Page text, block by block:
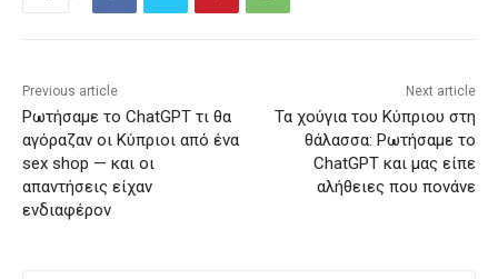
Previous article
Ρωτήσαμε το ChatGPT τι θα
αγόραζαν οι Κύπριοι από ένα
sex shop — και οι
απαντήσεις είχαν
ενδιαφέρον
Next article
Τα χούγια του Κύπριου στη
θάλασσα: Ρωτήσαμε το
ChatGPT και μας είπε
αλήθειες που πονάνε